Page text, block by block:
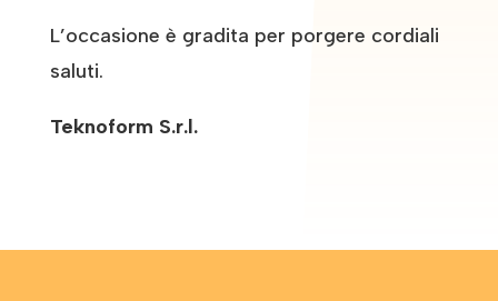
L’occasione è gradita per porgere cordiali
saluti.
Teknoform S.r.l.